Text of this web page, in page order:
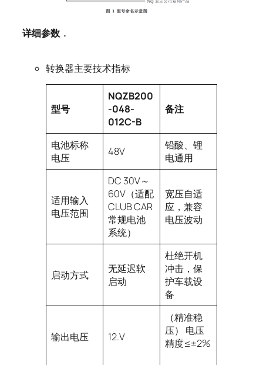
详细参数 .
转换器主要技术指标
型号
NQZB200
-048-
012C-B
备注
电池标称
电压
48V
铅酸、锂
电通用
适用输入
电压范围
DC 30V～
60V（适配
CLUB CAR
常规电池
系统）
宽压自适
应，兼容
电压波动
启动方式
无延迟软
启动
杜绝开机
冲击，保
护车载设
备
输出电压 12.V
（精准稳
压） 电压
精度≤±2%